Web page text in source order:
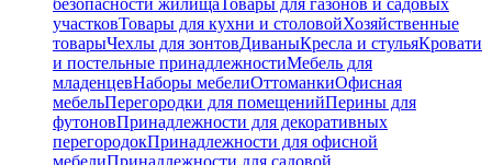
безопасности жилищаТовары для газонов и садовых
участковТовары для кухни и столовойХозяйственные
товарыЧехлы для зонтовДиваныКресла и стульяКровати
и постельные принадлежностиМебель для
младенцевНаборы мебелиОттоманкиОфисная
мебельПерегородки для помещенийПерины для
футоновПринадлежности для декоративных
перегородокПринадлежности для офисной
мебелиПринадлежности для садовой